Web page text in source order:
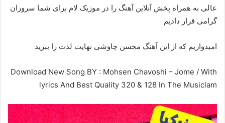
عالی به همراه پخش آنلاین آهنگ را در موزیک لام برای شما سروران
گرامی قرار دادیم
امیدواریم که از این آهنگ محسن چاوشی نهایت لذت را ببرید
Download New Song BY : Mohsen Chavoshi – Jome / With
lyrics And Best Quality 320 & 128 In The Musiclam